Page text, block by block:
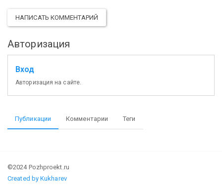
НАПИСАТЬ КОММЕНТАРИЙ
Авторизация
Вход
Авторизация на сайте.
Публикации Комментарии Теги
©2024 Pozhproekt.ru
Created by Kukharev